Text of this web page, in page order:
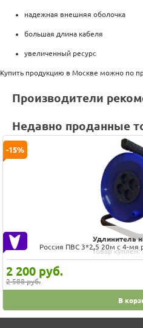
надежная внешняя оболочка
большая длина кабеля
увеличенный ресурс
Купить продукцию в Москве можно по
Производители
Недавно проданные
Удлинитель
Россия ПВС 3*2,5 20м с 4-мя
Товар куплен:
2 200 руб.
2 588 руб.
-15%
В